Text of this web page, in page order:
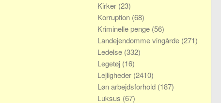
Kirker (23)
Korruption (68)
Kriminelle penge (56)
Landejendomme vingårde (271)
Ledelse (332)
Legetøj (16)
Lejligheder (2410)
Løn arbejdsforhold (187)
Luksus (67)